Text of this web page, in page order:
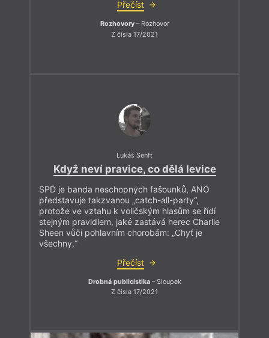
Přečíst
Rozhovory– Rozhovor
Z čísla 17/2021
Lukáš Senft
Když neví pravice, co dělá levice
SPD je banda neschopných fašounků, ANO
představuje takzvanou „catch-all-party“,
protože ve vztahu k voličským hlasům se řídí
stejným pravidlem, jaké zastává herec Charlie
Sheen vůči pohlavním chorobám: „Chyť je
všechny.“
Přečíst
Drobná publicistika– Sloupek
Z čísla 17/2021